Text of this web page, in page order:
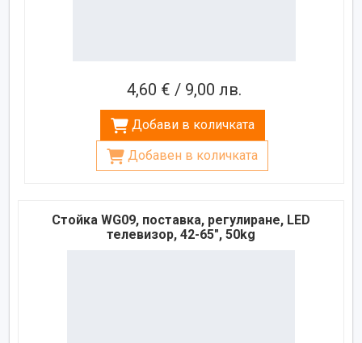
4,60 € / 9,00 лв.
Добави в количката
Добавен в количката
Стойка WG09, поставка, регулиране, LED
телевизор, 42-65", 50kg